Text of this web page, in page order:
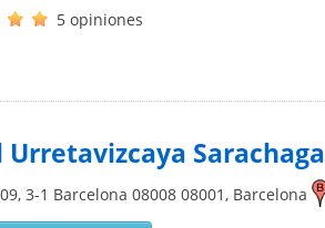
5 opiniones
Urretavizcaya Sarachaga
3-1 Barcelona 08008 08001 , Barcelona